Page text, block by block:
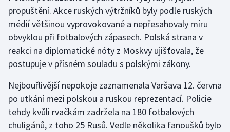
Krasobruslení
Lezení
Lyže a snowboard
Motorsport
Olympijské hry
propuštění. Akce ruských výtržníků byly podle ruských
médií většinou vyprovokované a nepřesahovaly míru
obvyklou při fotbalových zápasech. Polská strana v
reakci na diplomatické nóty z Moskvy ujišťovala, že
postupuje v přísném souladu s polskými zákony.
Nejbouřlivější nepokoje zaznamenala Varšava 12. června
po utkání mezi polskou a ruskou reprezentací. Policie
tehdy kvůli rvačkám zadržela na 180 fotbalových
chuligánů, z toho 25 Rusů. Vedle několika fanoušků bylo